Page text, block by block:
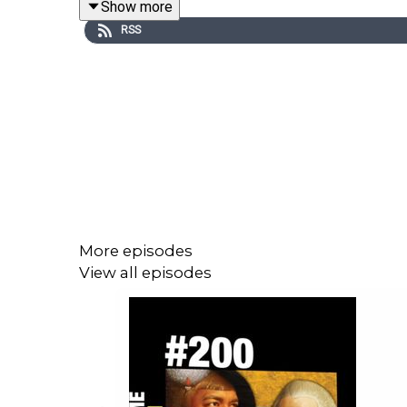
In this episode, Jon continues his transportation
Show more
RSS
More episodes
View all episodes